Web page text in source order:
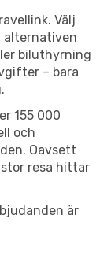
Välj
alternativen
biluthyrning
– bara
155 000
och
Oavsett
stor resa hittar
är